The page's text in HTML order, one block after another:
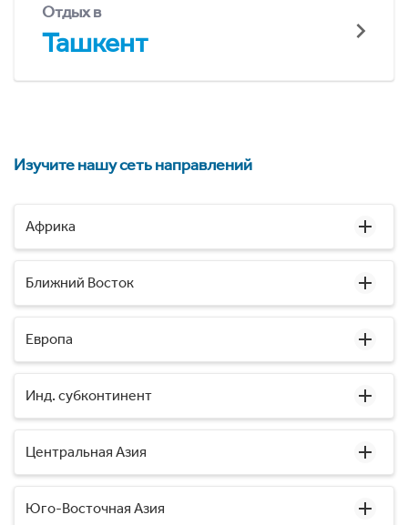
Отдых в
Ташкент
Изучите нашу сеть направлений
Африка
Ближний Восток
Европа
Инд. субконтинент
Центральная Азия
Юго-Восточная Азия